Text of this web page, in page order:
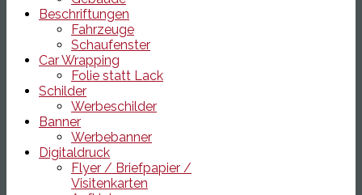
Beschriftungen
Fahrzeuge
Schaufenster
Car Wrapping
Folie statt Lack
Schilder
Werbeschilder
Banner
Werbebanner
Digitaldruck
Flyer / Briefpapier /
Visitenkarten